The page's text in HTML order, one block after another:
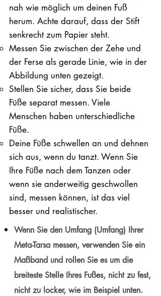
nah wie möglich um deinen Fuß
herum. Achte darauf, dass der Stift
senkrecht zum Papier steht.
Messen Sie zwischen der Zehe und
der Ferse als gerade Linie, wie in der
Abbildung unten gezeigt.
Stellen Sie sicher, dass Sie beide
Füße separat messen. Viele
Menschen haben unterschiedliche
Füße.
Deine Füße schwellen an und dehnen
sich aus, wenn du tanzt. Wenn Sie
Ihre Füße nach dem Tanzen oder
wenn sie anderweitig geschwollen
sind, messen können, ist das viel
besser und realistischer.
Wenn Sie den Umfang (Umfang) Ihrer
Meta-Tarsa messen, verwenden Sie ein
Maßband und rollen Sie es um die
breiteste Stelle Ihres Fußes, nicht zu fest,
nicht zu locker, wie im Beispiel unten.